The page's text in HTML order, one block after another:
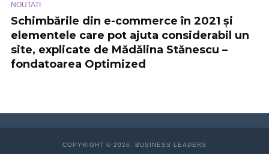
NOUTATI
Schimbările din e-commerce în 2021 și
elementele care pot ajuta considerabil un
site, explicate de Mădălina Stănescu –
fondatoarea Optimized
COPYRIGHT © 2026. BUSINESS LEADERS